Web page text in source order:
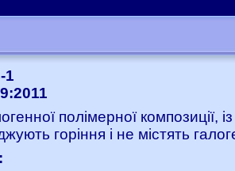
1
полімерної композиції,
горіння і не містять